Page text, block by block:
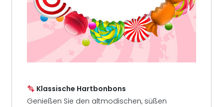
Klassische Hartbonbons
Genießen Sie den altmodischen, süßen